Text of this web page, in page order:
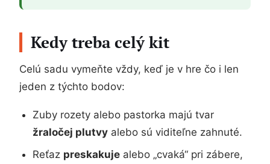
Kedy treba celý kit
Celú sadu vymeňte vždy, keď je v hre čo i len
jeden z týchto bodov:
Zuby rozety alebo pastorka majú tvar
žraločej plutvy alebo sú viditeľne zahnuté.
Reťaz preskakuje alebo „cvaká“ pri zábere,